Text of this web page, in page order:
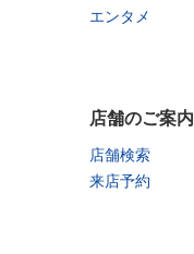
エンタメ
店舗のご案内
店舗検索
来店予約